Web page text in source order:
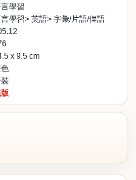
學習
學習> 英語> 字彙/片語/俚語
x 9.5 cm